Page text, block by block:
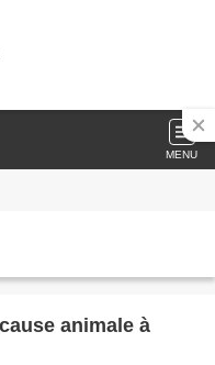
MENU
animale à